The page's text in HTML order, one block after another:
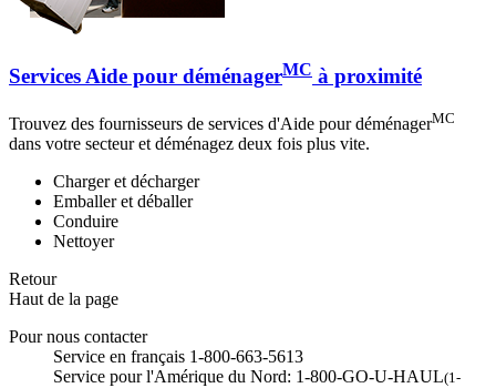
Services Aide pour déménagerMC à proximité
Trouvez des fournisseurs de services d'Aide pour déménagerMC
dans votre secteur et déménagez deux fois plus vite.
Charger et décharger
Emballer et déballer
Conduire
Nettoyer
Retour
Haut de la page
Pour nous contacter
Service en français 1-800-663-5613
Service pour l'Amérique du Nord: 1-800-GO-U-HAUL(1-